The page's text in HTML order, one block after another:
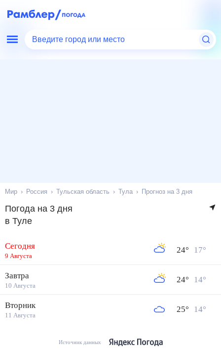
Введите город или место
Мир Россия Тульская область Тула Прогноз на 3 дня
Погода на 3 дня
в Туле
Сегодня
9 Августа
24° 17°
Завтра
10 Августа
24° 14°
Вторник
11 Августа
25° 14°
Источник данных